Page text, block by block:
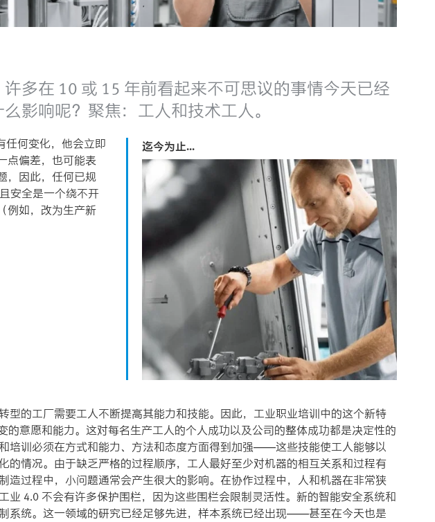
多在 10 或 15 年前看起来不可思议的事情今天已经
影响呢？聚焦：工人和技术工人。
何变化，他会立即
点偏差，也可能表
，因此，任何已规
安全是一个绕不开
例如，改为生产新
迄今为止...
型的工厂需要工人不断提高其能力和技能。因此，工业职业培训中的这个新特
意愿和能力。这对每名生产工人的个人成功以及公司的整体成功都是决定性的
培训必须在方式和能力、方法和态度方面得到加强——这些技能使工人能够以
的情况。由于缺乏严格的过程顺序，工人最好至少对机器的相互关系和过程有
造过程中，小问题通常会产生很大的影响。在协作过程中，人和机器在非常狭
业 4.0 不会有许多保护围栏，因为这些围栏会限制灵活性。新的智能安全系统和
系统。这一领域的研究已经足够先进，样本系统已经出现——甚至在今天也是